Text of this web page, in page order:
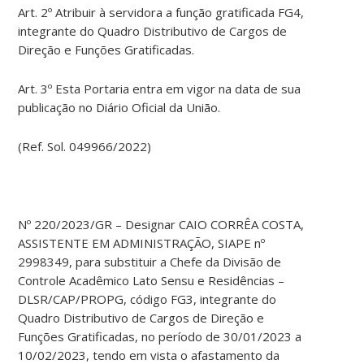
Art. 2º Atribuir à servidora a função gratificada FG4,
integrante do Quadro Distributivo de Cargos de
Direção e Funções Gratificadas.
Art. 3º Esta Portaria entra em vigor na data de sua
publicação no Diário Oficial da União.
(Ref. Sol. 049966/2022)
Nº 220/2023/GR – Designar CAIO CORRÊA COSTA,
ASSISTENTE EM ADMINISTRAÇÃO, SIAPE nº
2998349, para substituir a Chefe da Divisão de
Controle Acadêmico Lato Sensu e Residências –
DLSR/CAP/PROPG, código FG3, integrante do
Quadro Distributivo de Cargos de Direção e
Funções Gratificadas, no período de 30/01/2023 a
10/02/2023, tendo em vista o afastamento da